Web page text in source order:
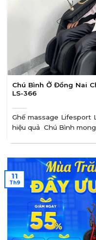
Chú Bình Ở Đồng Nai
LS-366
Ghế massage Lifesport
hiệu quả Chú Bình
11
Th9